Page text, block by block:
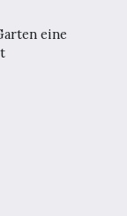
eine